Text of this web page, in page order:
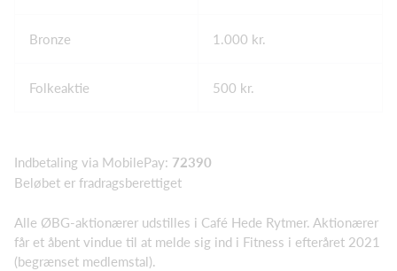
Bronze 1.000 kr.
Folkeaktie 500 kr.
Indbetaling via MobilePay: 72390
Beløbet er fradragsberettiget
Alle ØBG-aktionærer udstilles i Café Hede Rytmer. Aktionærer
får et åbent vindue til at melde sig ind i Fitness i efteråret 2021
(begrænset medlemstal).